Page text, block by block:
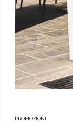
PROMOZIONI